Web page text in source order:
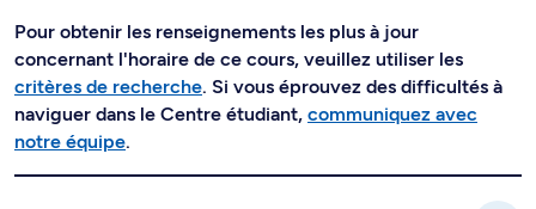
Pour obtenir les renseignements les plus à jour
concernant l'horaire de ce cours, veuillez utiliser les
critères de recherche. Si vous éprouvez des difficultés à
naviguer dans le Centre étudiant, communiquez avec
notre équipe.